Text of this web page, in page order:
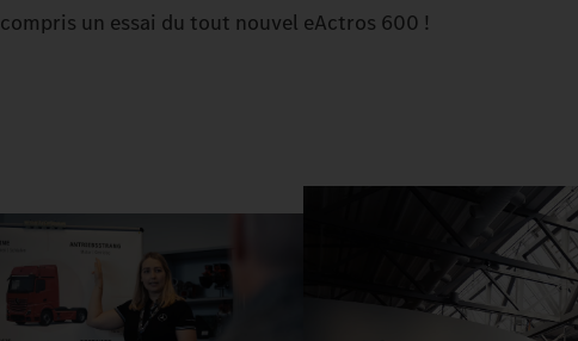
un essai du tout nouvel eActros 600 !